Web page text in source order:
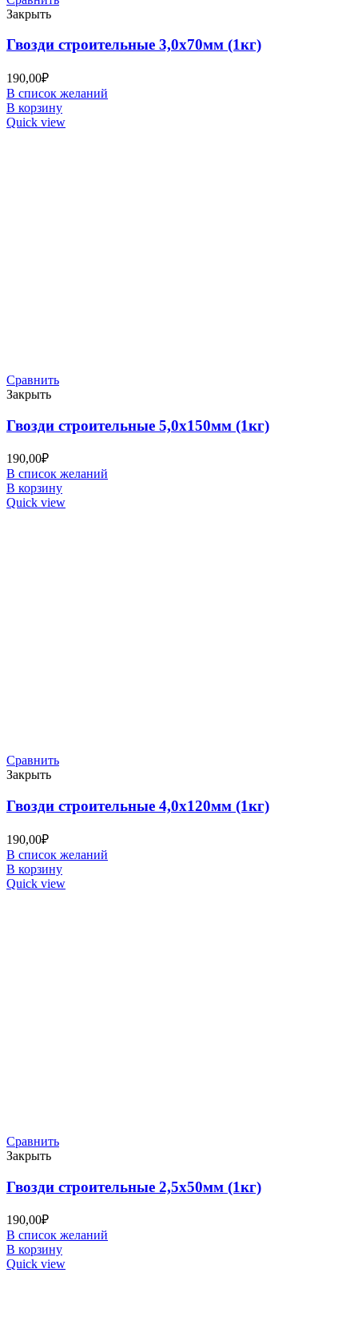
Закрыть
Гвозди строительные 3,0х70мм (1кг)
190,00₽
В список желаний
В корзину
Quick view
Сравнить
Закрыть
Гвозди строительные 5,0х150мм (1кг)
190,00₽
В список желаний
В корзину
Quick view
Сравнить
Закрыть
Гвозди строительные 4,0х120мм (1кг)
190,00₽
В список желаний
В корзину
Quick view
Сравнить
Закрыть
Гвозди строительные 2,5х50мм (1кг)
190,00₽
В список желаний
В корзину
Quick view